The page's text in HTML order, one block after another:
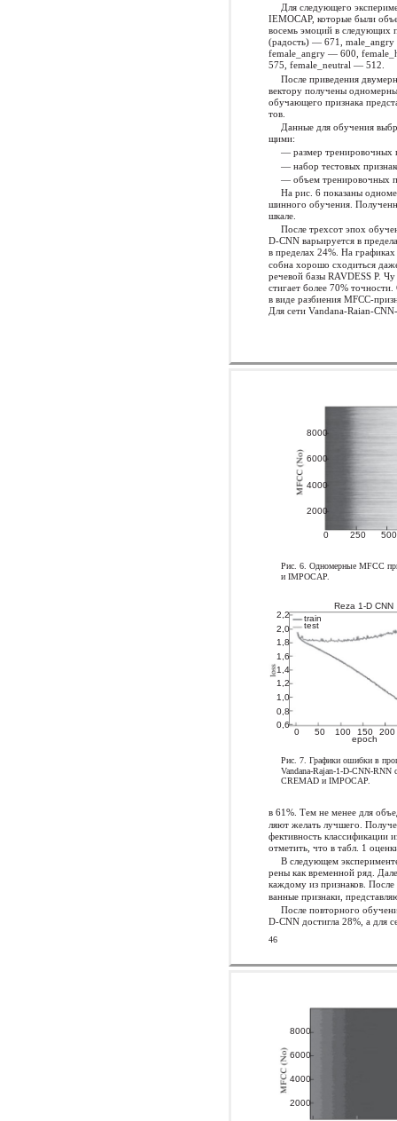
Для следующего
IEMOCAP, которые были
восемь эмоций в следующих
(радость) — 671,
female_angry — 600,
575, female_neutral — 512.
После приведения
вектору получены
обучающего признака
тов.
Данные для обучения
щими:
— размер тренировочных
— набор тестовых
— объем тренировочных
На рис. 6 показаны
шинного обучения.
шкале.
После трехсот эпох
D-CNN варьируется в
в пределах 24%. На
собна хорошо сходиться
речевой базы RAVDESS Р.
стигает более 70%
в виде разбиения MFCC-
Для сети Vandana-Raian-
8000
6000
4000
2000
0 250 500
Рис. 6. Одномерные MFCC
и IMPOCAP.
Reza 1-D CNN
2,2
train
test
2,0
1,8
1,6
1,4
1,2
1,0
0,8
0,6
0 50 100 150 200
epoch
Рис. 7. Графики ошибки в
Vandana-Rajan-1-D-CNN-RNN
CREMAD и IMPOCAP.
в 61%. Тем не менее для
ляют желать лучшего.
фективность классификации
отметить, что в табл. 1
В следующем
рены как временной ряд.
каждому из признаков.
ванные признаки,
После повторного
D-CNN достигла 28%, а для
46
8000
6000
4000
2000